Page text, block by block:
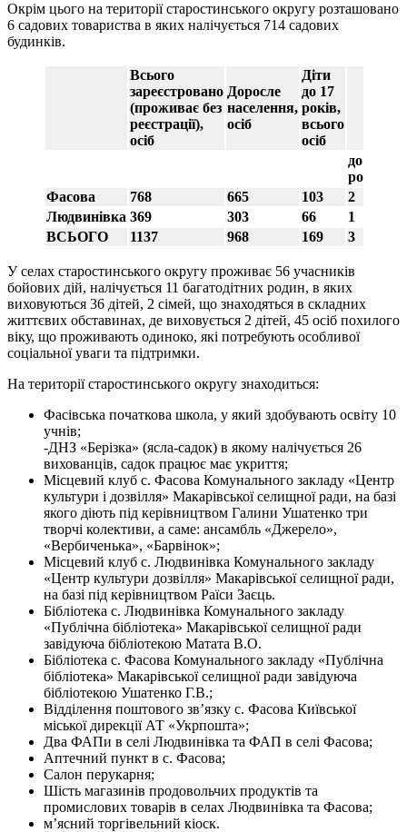
Окрім цього на території старостинського округу розташовано
6 садових товариства в яких налічується 714 садових
будинків.
Всього
зареєстровано
(проживає без
реєстрації),
осіб
Доросле
населення,
осіб
Діти
до 17
років,
всього
осіб
до 1
року
Фасова
768 665 103 2
Людвинівка 369 303 66 1
ВСЬОГО
1137 968 169 3
У селах старостинського округу проживає 56 учасників
бойових дій, налічується 11 багатодітних родин, в яких
виховуються 36 дітей, 2 сімей, що знаходяться в складних
життєвих обставинах, де виховується 2 дітей, 45 осіб похилого
віку, що проживають одиноко, які потребують особливої
соціальної уваги та підтримки.
На території старостинського округу знаходиться:
Фасівська початкова школа, у який здобувають освіту 10
учнів;
-ДНЗ «Берізка» (ясла-садок) в якому налічується 26
вихованців, садок працює має укриття;
Місцевий клуб с. Фасова Комунального закладу «Центр
культури і дозвілля» Макарівської селищної ради, на базі
якого діють під керівництвом Галини Ушатенко три
творчі колективи, а саме: ансамбль «Джерело»,
«Вербиченька», «Барвінок»;
Місцевий клуб с. Людвинівка Комунального закладу
«Центр культури дозвілля» Макарівської селищної ради,
на базі під керівництвом Раїси Заєць.
Бібліотека с. Людвинівка Комунального закладу
«Публічна бібліотека» Макарівської селищної ради
завідуюча бібліотекою Матата В.О.
Бібліотека с. Фасова Комунального закладу «Публічна
бібліотека» Макарівської селищної ради завідуюча
бібліотекою Ушатенко Г.В.;
Відділення поштового зв’язку с. Фасова Київської
міської дирекції АТ «Укрпошта»;
Два ФАПи в селі Людвинівка та ФАП в селі Фасова;
Аптечний пункт в с. Фасова;
Салон перукарня;
Шість магазинів продовольчих продуктів та
промислових товарів в селах Людвинівка та Фасова;
м’ясний торгівельний кіоск.